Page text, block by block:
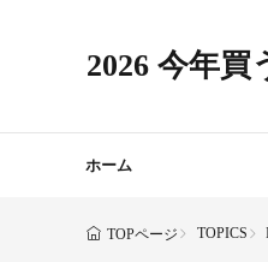
2026 今年買
ホーム
TOPページ TOPICS